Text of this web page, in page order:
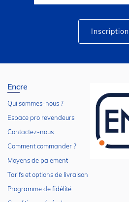
lettre
Inscription
Encre
Qui sommes-nous ?
Espace pro revendeurs
Contactez-nous
Comment commander ?
Moyens de paiement
Tarifs et options de livraison
Programme de fidélité